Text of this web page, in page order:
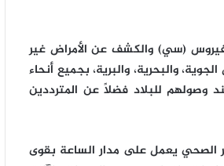
فيروس (سي) والكشف عن الأمراض غير
الجوية، والبحرية، والبرية، بجميع أنحاء
وصولهم للبلاد فضلاً عن المترددين
الصحي يعمل على مدار الساعة بقوى